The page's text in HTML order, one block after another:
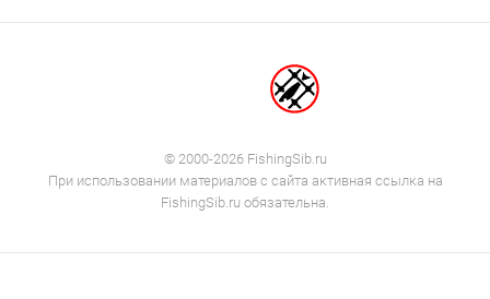
© 2000-2026 FishingSib.ru
При использовании материалов с сайта активная ссылка на
FishingSib.ru обязательна.